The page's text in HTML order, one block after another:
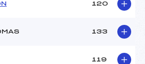
120
133
119